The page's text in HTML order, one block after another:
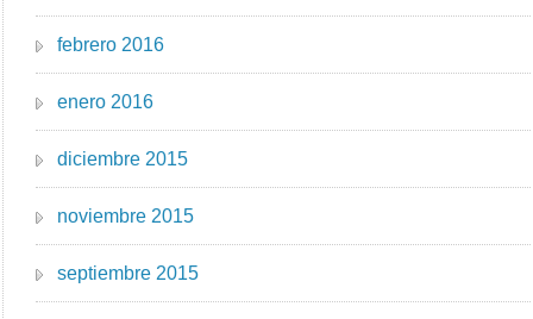
febrero 2016
enero 2016
diciembre 2015
noviembre 2015
septiembre 2015